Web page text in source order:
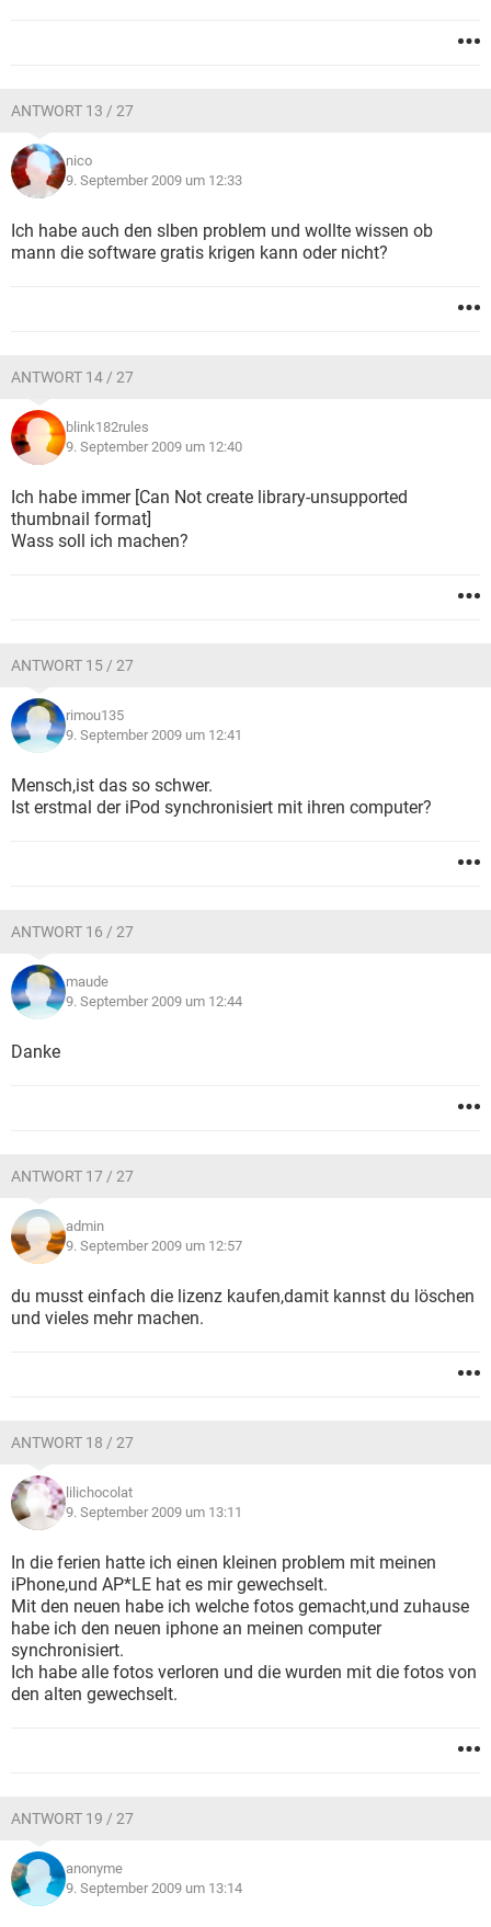
ANTWORT 13 / 27
nico
9. September 2009 um 12:33
Ich habe auch den slben problem und wollte wissen ob
mann die software gratis krigen kann oder nicht?
ANTWORT 14 / 27
blink182rules
9. September 2009 um 12:40
Ich habe immer [Can Not create library-unsupported
thumbnail format]
Wass soll ich machen?
ANTWORT 15 / 27
rimou135
9. September 2009 um 12:41
Mensch,ist das so schwer.
Ist erstmal der iPod synchronisiert mit ihren computer?
ANTWORT 16 / 27
maude
9. September 2009 um 12:44
Danke
ANTWORT 17 / 27
admin
9. September 2009 um 12:57
du musst einfach die lizenz kaufen,damit kannst du löschen
und vieles mehr machen.
ANTWORT 18 / 27
lilichocolat
9. September 2009 um 13:11
In die ferien hatte ich einen kleinen problem mit meinen
iPhone,und AP*LE hat es mir gewechselt.
Mit den neuen habe ich welche fotos gemacht,und zuhause
habe ich den neuen iphone an meinen computer
synchronisiert.
Ich habe alle fotos verloren und die wurden mit die fotos von
den alten gewechselt.
ANTWORT 19 / 27
anonyme
9. September 2009 um 13:14